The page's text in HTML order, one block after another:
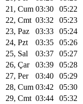
21, Cum 03:30 05:22
22, Cmt 03:32 05:23
23, Paz
03:33 05:24
24, Pzt
03:35 05:26
25, Sal
03:37 05:27
26, Çar
03:39 05:28
27, Per
03:40 05:29
28, Cum 03:42 05:30
29, Cmt 03:44 05:32